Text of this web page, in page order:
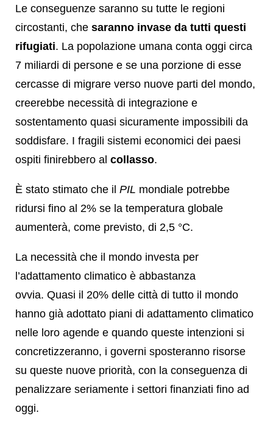
Le conseguenze saranno su tutte le regioni
circostanti, che saranno invase da tutti questi
rifugiati. La popolazione umana conta oggi circa
7 miliardi di persone e se una porzione di esse
cercasse di migrare verso nuove parti del mondo,
creerebbe necessità di integrazione e
sostentamento quasi sicuramente impossibili da
soddisfare. I fragili sistemi economici dei paesi
ospiti finirebbero al collasso.
È stato stimato che il PIL mondiale potrebbe
ridursi fino al 2% se la temperatura globale
aumenterà, come previsto, di 2,5 °C.
La necessità che il mondo investa per
l’adattamento climatico è abbastanza
ovvia. Quasi il 20% delle città di tutto il mondo
hanno già adottato piani di adattamento climatico
nelle loro agende e quando queste intenzioni si
concretizzeranno, i governi sposteranno risorse
su queste nuove priorità, con la conseguenza di
penalizzare seriamente i settori finanziati fino ad
oggi.